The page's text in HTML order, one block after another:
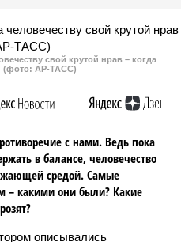
свой крутой нрав – когда
(фото: АР-ТАСС)
с нами. Ведь пока
в балансе, человечество
средой. Самые
– какими они были? Какие
описывались